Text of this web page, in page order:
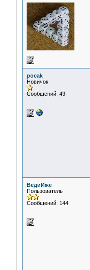
pocak
Новичок
Сообщений: 49
ВедиИже
Пользователь
Сообщений: 144